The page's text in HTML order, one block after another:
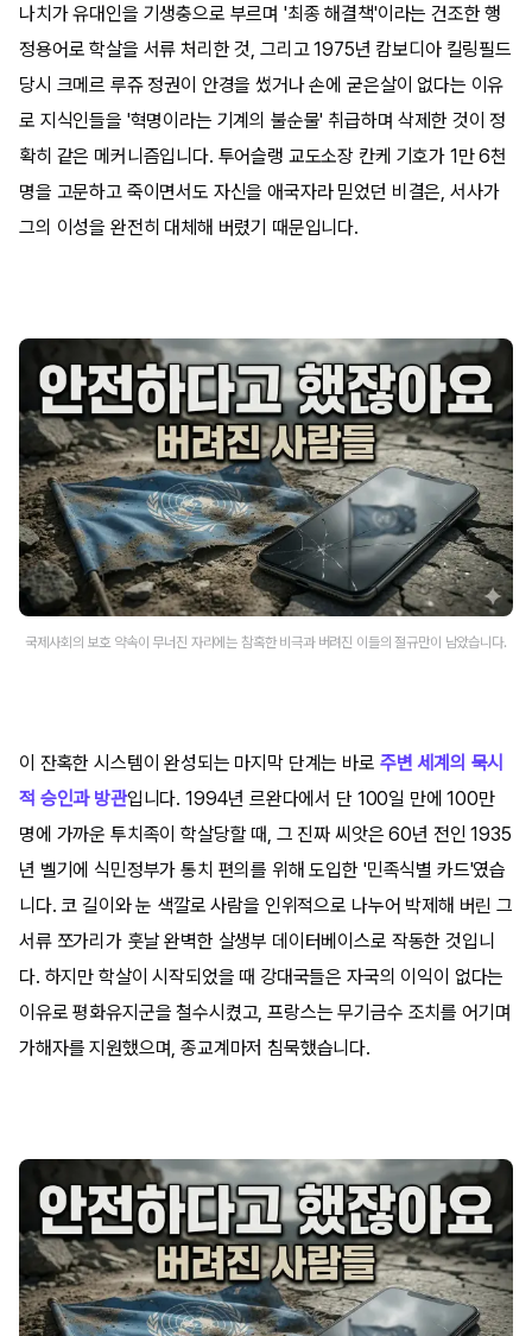
나치가 유대인을 기생충으로 부르며 '최종 해결책'이라는 건조한 행
정용어로 학살을 서류 처리한 것, 그리고 1975년 캄보디아 킬링필드
당시 크메르 루쥬 정권이 안경을 썼거나 손에 굳은살이 없다는 이유
로 지식인들을 '혁명이라는 기계의 불순물' 취급하며 삭제한 것이 정
확히 같은 메커니즘입니다. 투어슬랭 교도소장 칸케 기호가 1만 6천
명을 고문하고 죽이면서도 자신을 애국자라 믿었던 비결은, 서사가
그의 이성을 완전히 대체해 버렸기 때문입니다.
국제사회의 보호 약속이 무너진 자리에는 참혹한 비극과 버려진 이들의 절규만이 남았습니다.
이 잔혹한 시스템이 완성되는 마지막 단계는 바로 주변 세계의 묵시
적 승인과 방관입니다. 1994년 르완다에서 단 100일 만에 100만
명에 가까운 투치족이 학살당할 때, 그 진짜 씨앗은 60년 전인 1935
년 벨기에 식민정부가 통치 편의를 위해 도입한 '민족식별 카드'였습
니다. 코 길이와 눈 색깔로 사람을 인위적으로 나누어 박제해 버린 그
서류 쪼가리가 훗날 완벽한 살생부 데이터베이스로 작동한 것입니
다. 하지만 학살이 시작되었을 때 강대국들은 자국의 이익이 없다는
이유로 평화유지군을 철수시켰고, 프랑스는 무기금수 조치를 어기며
가해자를 지원했으며, 종교계마저 침묵했습니다.